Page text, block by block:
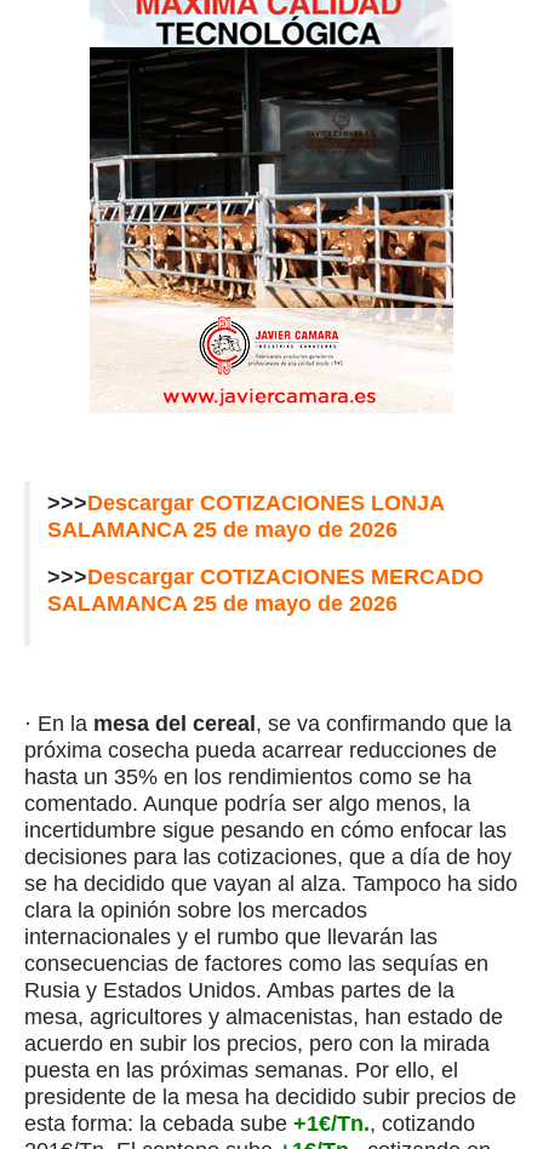
>>>Descargar COTIZACIONES LONJA
SALAMANCA 25 de mayo de 2026
>>>Descargar COTIZACIONES MERCADO
SALAMANCA 25 de mayo de 2026
· En la mesa del cereal , se va confirmando que la
próxima cosecha pueda acarrear reducciones de
hasta un 35% en los rendimientos como se ha
comentado. Aunque podría ser algo menos, la
incertidumbre sigue pesando en cómo enfocar las
decisiones para las cotizaciones, que a día de hoy
se ha decidido que vayan al alza. Tampoco ha sido
clara la opinión sobre los mercados
internacionales y el rumbo que llevarán las
consecuencias de factores como las sequías en
Rusia y Estados Unidos. Ambas partes de la
mesa, agricultores y almacenistas, han estado de
acuerdo en subir los precios, pero con la mirada
puesta en las próximas semanas. Por ello, el
presidente de la mesa ha decidido subir precios de
esta forma: la cebada sube +1€/Tn., cotizando